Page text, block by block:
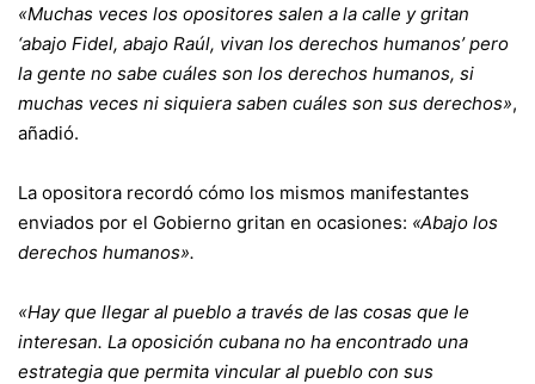
«Muchas veces los opositores salen a la calle y gritan
‘abajo Fidel, abajo Raúl, vivan los derechos humanos’ pero
la gente no sabe cuáles son los derechos humanos, si
muchas veces ni siquiera saben cuáles son sus derechos»,
añadió.
La opositora recordó cómo los mismos manifestantes
enviados por el Gobierno gritan en ocasiones: «Abajo los
derechos humanos».
«Hay que llegar al pueblo a través de las cosas que le
interesan. La oposición cubana no ha encontrado una
estrategia que permita vincular al pueblo con sus